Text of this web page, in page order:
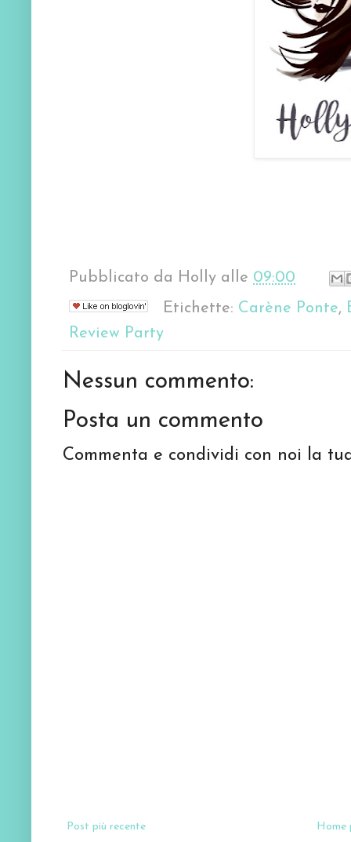
Pubblicato da Holly alle 09:00
Etichette: Carène Ponte,
Review Party
Nessun commento:
Posta un commento
Commenta e condividi con noi la
Post più recente Home